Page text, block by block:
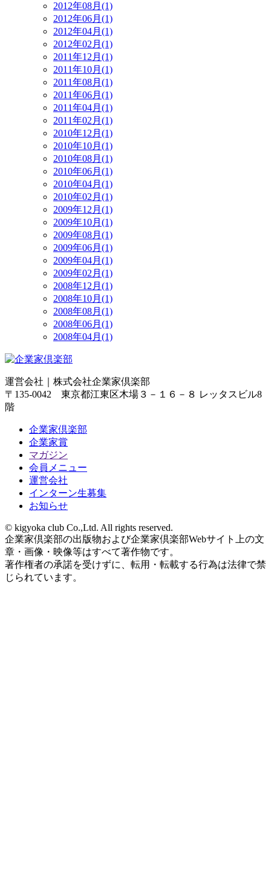
2012年08月(1)
2012年06月(1)
2012年04月(1)
2012年02月(1)
2011年12月(1)
2011年10月(1)
2011年08月(1)
2011年06月(1)
2011年04月(1)
2011年02月(1)
2010年12月(1)
2010年10月(1)
2010年08月(1)
2010年06月(1)
2010年04月(1)
2010年02月(1)
2009年12月(1)
2009年10月(1)
2009年08月(1)
2009年06月(1)
2009年04月(1)
2009年02月(1)
2008年12月(1)
2008年10月(1)
2008年08月(1)
2008年06月(1)
2008年04月(1)
運営会社｜ 株式会社企業家倶楽部
〒135-0042 東京都江東区木場３－１６－８ レッタスビル8
階
企業家倶楽部
企業家賞
マガジン
会員メニュー
運営会社
インターン生募集
お知らせ
© kigyoka club Co.,Ltd. All rights reserved.
企業家倶楽部の出版物および企業家倶楽部Webサイト上の文
章・画像・映像等はすべて著作物です。
著作権者の承諾を受けずに、転用・転載する行為は法律で禁
じられています。